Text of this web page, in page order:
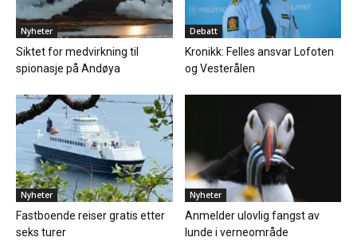
Nyheter
Siktet for medvirkning til
spionasje på Andøya
Debatt
Kronikk: Felles ansvar Lofoten
og Vesterålen
Nyheter
Fastboende reiser gratis etter
seks turer
Nyheter
Anmelder ulovlig fangst av
lunde i verneområde